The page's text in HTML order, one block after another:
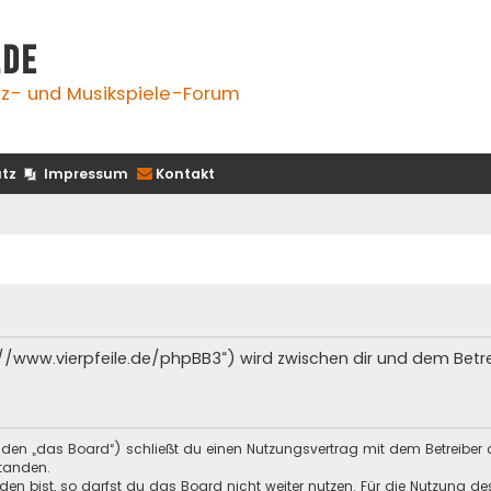
und Musikspiele-Forum
Impressum Kontakt
phpBB3“) wird zwischen dir und dem
„das Board“) schließt du einen Nutzungsvertrag mit dem
bist, so darfst du das Board nicht weiter nutzen. Für die Nutzung